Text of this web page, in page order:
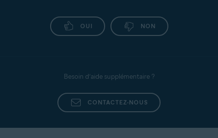
OUI NON
Besoin d’aide supplémentaire ?
CONTACTEZ-NOUS